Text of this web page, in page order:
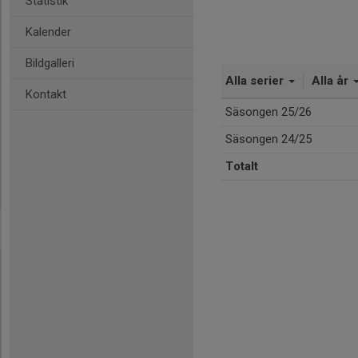
Kalender
Bildgalleri
Kontakt
Alla serier Alla år
Säsongen 25/26
Säsongen 24/25
Totalt